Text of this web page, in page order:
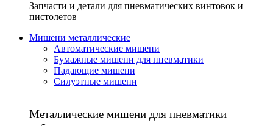
Запчасти и детали для пневматических винтовок и
пистолетов
Мишени металлические
Автоматические мишени
Бумажные мишени для пневматики
Падающие мишени
Силуэтные мишени
Металлические мишени для пневматики